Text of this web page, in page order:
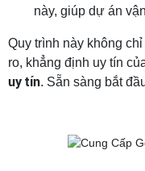
này, giúp dự án
Quy trình này không
ro, khẳng định uy tín
uy tín. Sẵn sàng bắt